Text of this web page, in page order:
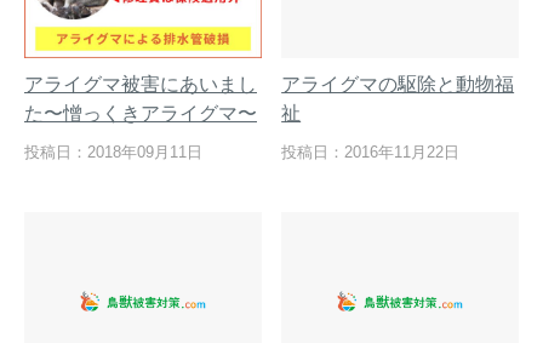
アライグマ被害にあいまし
た〜憎っくきアライグマ〜
投稿日：2018年09月11日
アライグマの駆除と動物福
祉
投稿日：2016年11月22日